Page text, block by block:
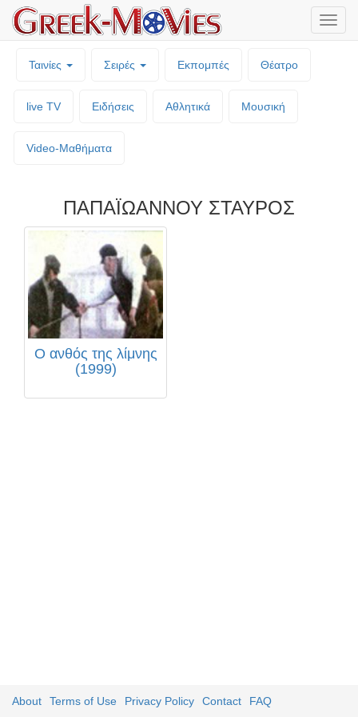
Ταινίες Σειρές Εκπομπές Θέατρο
live TV Ειδήσεις Αθλητικά Μουσική
Video-Mαθήματα
ΠΑΠΑΪΩΑΝΝΟΥ ΣΤΑΥΡΟΣ
Ο ανθός της λίμνης
(1999)
About Terms of Use Privacy Policy Contact FAQ